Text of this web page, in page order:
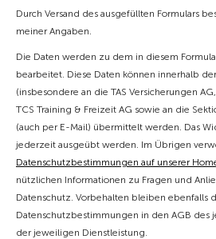
Durch Versand des ausgefüllten Formulars
meiner Angaben.
Die Daten werden zu dem in diesem
bearbeitet. Diese Daten können innerhalb
(insbesondere an die TAS Versicherungen
TCS Training & Freizeit AG sowie an die
(auch per E-Mail) übermittelt werden. Das
jederzeit ausgeübt werden. Im Übrigen
Datenschutzbestimmungen auf unserer
nützlichen Informationen zu Fragen und
Datenschutz. Vorbehalten bleiben ebenfalls
Datenschutzbestimmungen in den AGB des
der jeweiligen Dienstleistung.